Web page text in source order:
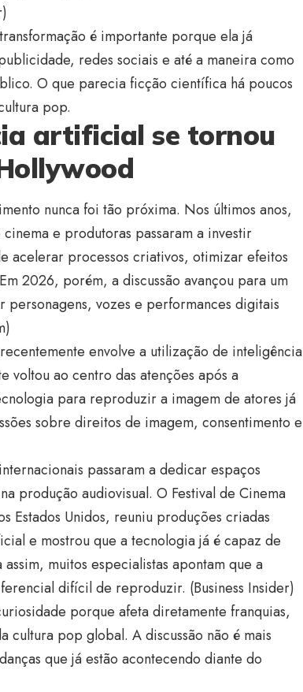
)
é importante porque ela já
redes sociais e até a maneira como
O que parecia ficção científica há poucos
pop.
artificial se tornou
nunca foi tão próxima. Nos últimos anos,
e produtoras passaram a investir
acelerar processos criativos, otimizar efeitos
2026, porém, a discussão avançou para um
vozes e performances digitais
)
envolve a utilização de inteligência
ao centro das atenções após a
para reproduzir a imagem de atores já
sobre direitos de imagem, consentimento e
passaram a dedicar espaços
produção audiovisual. O Festival de Cinema
Estados Unidos, reuniu produções criadas
e mostrou que a tecnologia já é capaz de
muitos especialistas apontam que a
difícil de reproduzir. (Business Insider)
porque afeta diretamente franquias,
cultura pop global. A discussão não é mais
que já estão acontecendo diante do